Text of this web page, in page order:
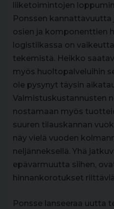
liiketoimintojen
Ponssen kannattavuutta
osien ja komponenttien
logistiikassa on
tekemistä. Heikko
myös huoltopalveluihin
ole pysynyt täysin
Valmistuskustannusten
nostamaan myös
suuren tilauskannan
näy vielä vuoden
neljänneksellä. Yhä
epävarmuutta siihen,
hinnankorotukset
Ponsse lanseeraa uutta